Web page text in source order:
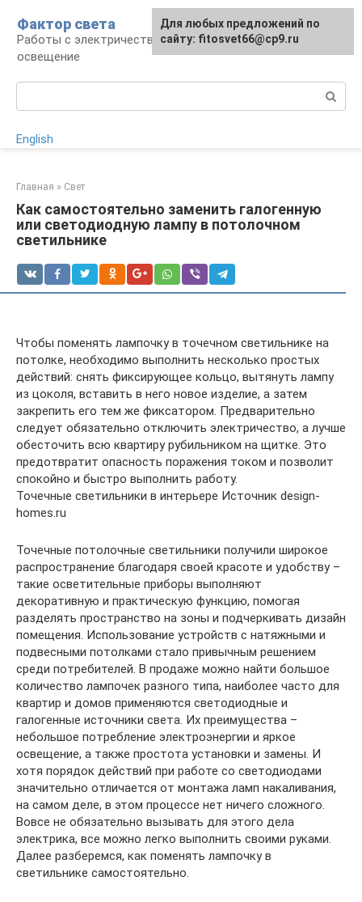
контенту
Фактор света
Работы с электричеством, электроприборы и
освещение
English
Главная » Свет
Как самостоятельно заменить галогенную
или светодиодную лампу в потолочном
светильнике
Чтобы поменять лампочку в точечном светильнике на
потолке, необходимо выполнить несколько простых
действий: снять фиксирующее кольцо, вытянуть лампу
из цоколя, вставить в него новое изделие, а затем
закрепить его тем же фиксатором. Предварительно
следует обязательно отключить электричество, а лучше
обесточить всю квартиру рубильником на щитке. Это
предотвратит опасность поражения током и позволит
спокойно и быстро выполнить работу.
Точечные светильники в интерьере Источник design-
homes.ru
Точечные потолочные светильники получили широкое
распространение благодаря своей красоте и удобству –
такие осветительные приборы выполняют
декоративную и практическую функцию, помогая
разделять пространство на зоны и подчеркивать дизайн
помещения. Использование устройств с натяжными и
подвесными потолками стало привычным решением
среди потребителей. В продаже можно найти большое
количество лампочек разного типа, наиболее часто для
квартир и домов применяются светодиодные и
галогенные источники света. Их преимущества –
небольшое потребление электроэнергии и яркое
освещение, а также простота установки и замены. И
хотя порядок действий при работе со светодиодами
значительно отличается от монтажа ламп накаливания,
на самом деле, в этом процессе нет ничего сложного.
Вовсе не обязательно вызывать для этого дела
электрика, все можно легко выполнить своими руками.
Далее разберемся, как поменять лампочку в
светильнике самостоятельно.
Для любых предложений по
сайту: fitosvet66@cp9.ru